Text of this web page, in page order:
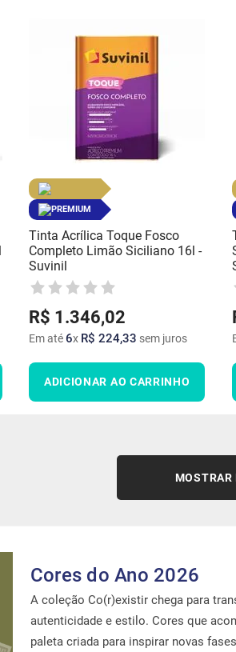
PREMIUM
Tinta Acrílica Toque Fosco
Completo Limão Siciliano 16l -
Suvinil
R$ 1 .346,02
Em até6x R$ 224,33 sem juros
ADICIONAR AO CARRINHO
MOSTRAR
Cores do Ano 2026
A coleção Co(r)existir chega para
autenticidade e estilo. Cores que
paleta criada para inspirar novas